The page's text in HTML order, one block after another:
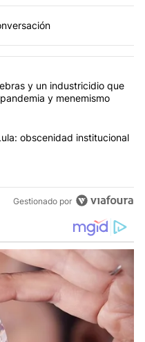
más comentarios en los
"Récord histórico de
y un industricidio que
y menemismo
"Los insultos de Milei a
obscenidad institucional
Gestionado por